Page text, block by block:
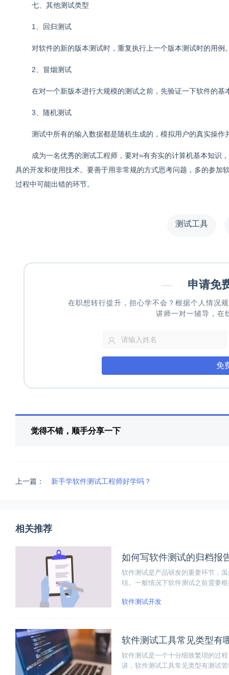
七、其他测试类型
1、回归测试
对软件的新的版本测试时，重复执行上一个版本测试时的用
2、冒烟测试
在对一个新版本进行大规模的测试之前，先验证一下软件的基
3、随机测试
测试中所有的输入数据都是随机生成的，模拟用户的真实操作
成为一名优秀的测试工程师，要对=有夯实的计算机基本知识
具的开发和使用技术。要善于用非常规的方式思考问题，多的参
过程中可能出错的环节。
测试工具
— 申请免
在职想转行提升，担心学不会？根据个人情况
讲师一对一辅导，在
免
觉得不错，顺手分享一下
上一篇： 新手学软件测试工程师好学吗？
相关推荐
如何写软件测试的归档报
软件测试是产品研发的重要环节，
结。一般情况下软件测试之前需要
那如何写软件测试的归档报告呢？
软件测试开发
软件测试工具常见类型有
软件测试是一个十分细致繁琐的过
讲，软件测试工具常见类型有测试